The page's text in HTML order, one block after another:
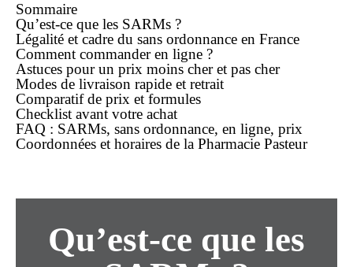
Sommaire
Qu’est-ce que les SARMs ?
Légalité et cadre du sans ordonnance en France
Comment commanderen ligne ?
Astuces pour un prix moins cheret pas cher
Modes de livraison rapide et retrait
Comparatif de prix et formules
Checklist avant votre achat
FAQ : SARMs, sans ordonnance, en ligne, prix
Coordonnées et horaires de la Pharmacie Pasteur
Qu’est-ce que les